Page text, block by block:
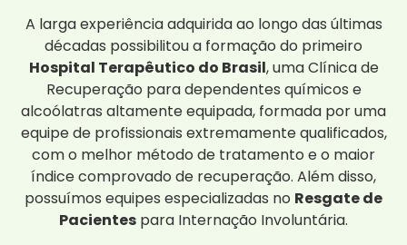
A larga experiência adquirida ao longo das últimas
décadas possibilitou a formação do primeiro
Hospital Terapêutico do Brasil, uma Clínica de
Recuperação para dependentes químicos e
alcoólatras altamente equipada, formada por uma
equipe de profissionais extremamente qualificados,
com o melhor método de tratamento e o maior
índice comprovado de recuperação. Além disso,
possuímos equipes especializadas no Resgate de
Pacientes para Internação Involuntária.